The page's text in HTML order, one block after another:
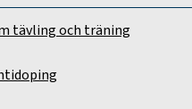
tävling och träning